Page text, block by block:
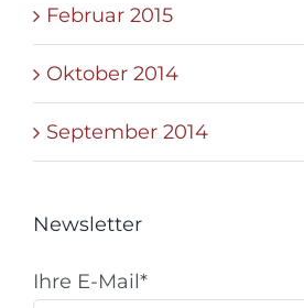
Februar 2015
Oktober 2014
September 2014
Newsletter
Ihre E-Mail*